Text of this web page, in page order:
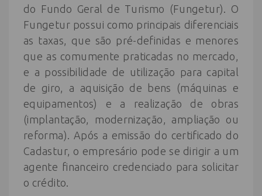
do Fundo Geral de Turismo (Fungetur). O
Fungetur possui como principais diferenciais
as taxas, que são pré-definidas e menores
que as comumente praticadas no mercado,
e a possibilidade de utilização para capital
de giro, a aquisição de bens (máquinas e
equipamentos) e a realização de obras
(implantação, modernização, ampliação ou
reforma). Após a emissão do certificado do
Cadastur, o empresário pode se dirigir a um
agente financeiro credenciado para solicitar
o crédito.